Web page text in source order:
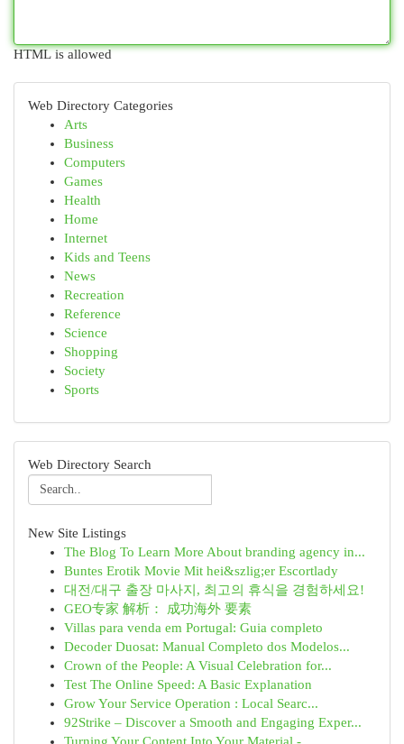
HTML is allowed
Web Directory Categories
Arts
Business
Computers
Games
Health
Home
Internet
Kids and Teens
News
Recreation
Reference
Science
Shopping
Society
Sports
Web Directory Search
New Site Listings
The Blog To Learn More About branding agency in...
Buntes Erotik Movie Mit hei&szlig;er Escortlady
대전/대구 출장 마사지, 최고의 휴식을 경험하세요!
GEO专家 解析： 成功海外 要素
Villas para venda em Portugal: Guia completo
Decoder Duosat: Manual Completo dos Modelos...
Crown of the People: A Visual Celebration for...
Test The Online Speed: A Basic Explanation
Grow Your Service Operation : Local Searc...
92Strike – Discover a Smooth and Engaging Exper...